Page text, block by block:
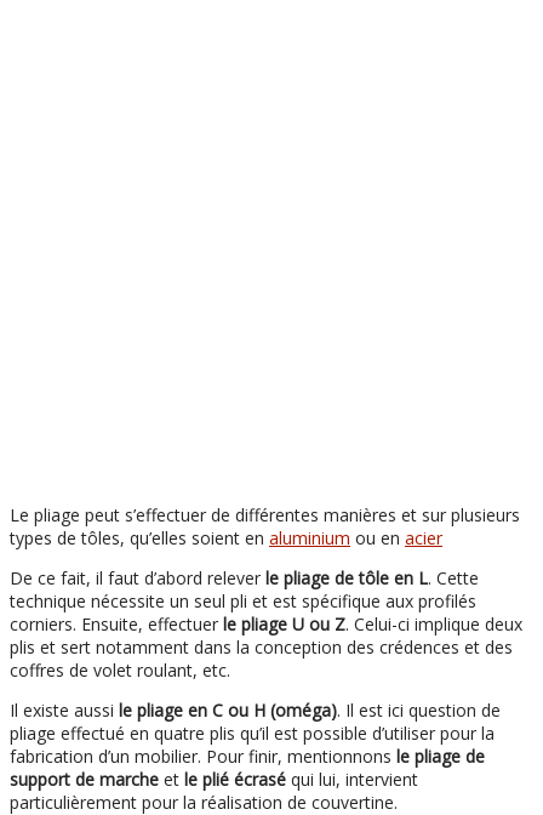
Le pliage peut s’effectuer de différentes manières et sur plusieurs
types de tôles, qu’elles soient en aluminium ou en acier
De ce fait, il faut d’abord relever le pliage de tôle en L. Cette
technique nécessite un seul pli et est spécifique aux profilés
corniers. Ensuite, effectuer le pliage U ou Z. Celui-ci implique deux
plis et sert notamment dans la conception des crédences et des
coffres de volet roulant, etc.
Il existe aussi le pliage en C ou H (oméga). Il est ici question de
pliage effectué en quatre plis qu’il est possible d’utiliser pour la
fabrication d’un mobilier. Pour finir, mentionnons le pliage de
support de marche et le plié écrasé qui lui, intervient
particulièrement pour la réalisation de couvertine.